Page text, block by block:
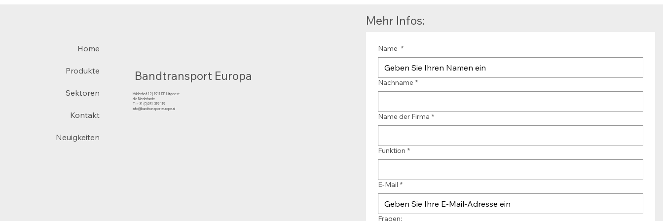
Bandtransport Europa
Mühlenhof 12 | 1911 DB Uitgeest
die Niederlande
T.:+31 (0)251 319 119
info@bandtransporteurope.nl
Home
Produkte
Sektoren
Kontakt
Neuigkeiten
Mehr Infos:
Name *
Nachname *
Name der Firma *
Funktion *
E-Mail *
Fragen: